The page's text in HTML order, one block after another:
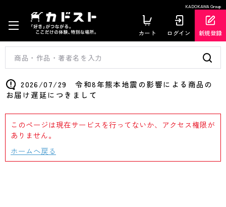
KADOKAWA Group
カート ログイン 新規登録
2026/07/29 令和8年熊本地震の影響による商品の
お届け遅延につきまして
このページは現在サービスを行ってないか、アクセス権限が
ありません。
ホームへ戻る